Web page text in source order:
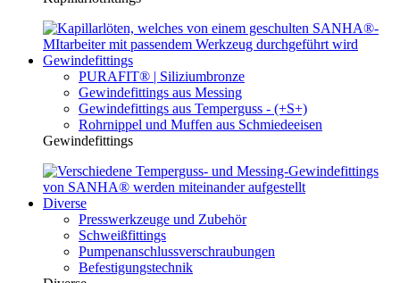
Gewindefittings
PURAFIT® | Siliziumbronze
Gewindefittings aus Messing
Gewindefittings aus Temperguss - (+S+)
Rohrnippel und Muffen aus Schmiedeeisen
Gewindefittings
Diverse
Presswerkzeuge und Zubehör
Schweißfittings
Pumpenanschlussverschraubungen
Befestigungstechnik